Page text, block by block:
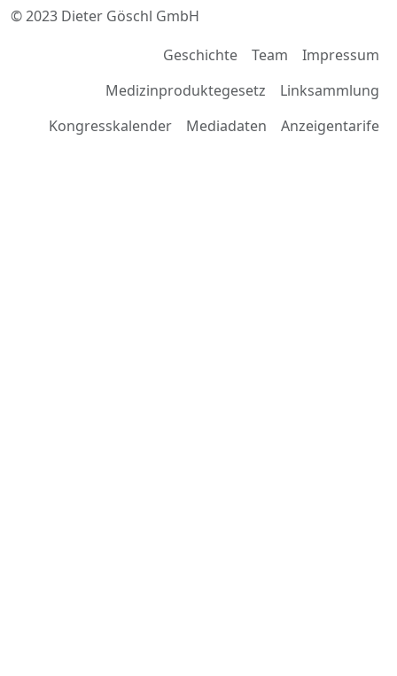
© 2023 Dieter Göschl GmbH
Geschichte
Team
Impressum
Medizinproduktegesetz
Linksammlung
Kongresskalender
Mediadaten Anzeigentarife